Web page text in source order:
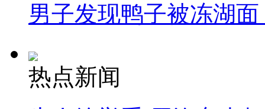
男子发现鸭子被冻湖
热点新闻